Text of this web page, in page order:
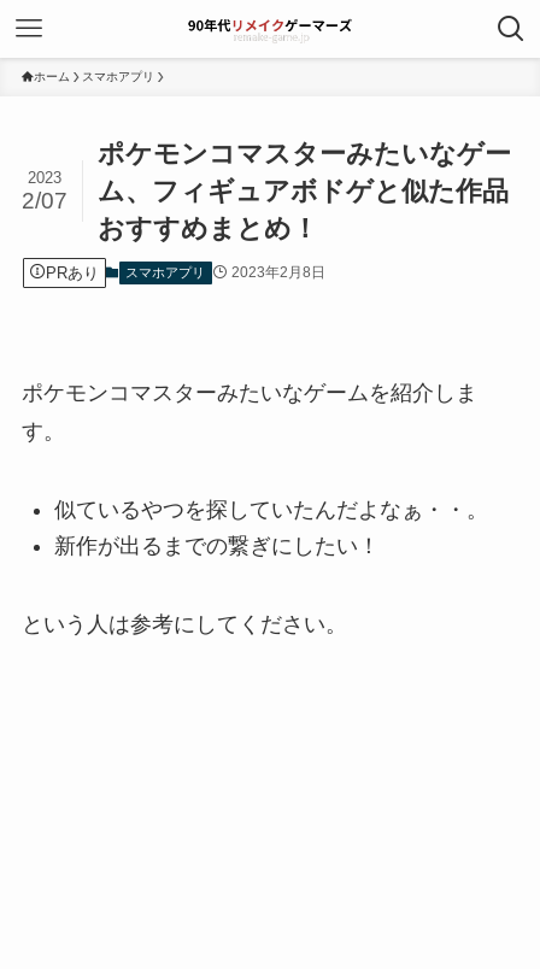
ホーム スマホアプリ
ポケモンコマスターみたいなゲー
ム、フィギュアボドゲと似た作品
おすすめまとめ！
2023
2/07
PRあり スマホアプリ 2023年2月8日
ポケモンコマスターみたいなゲームを紹介しま
す。
似ているやつを探していたんだよなぁ・・。
新作が出るまでの繋ぎにしたい！
という人は参考にしてください。